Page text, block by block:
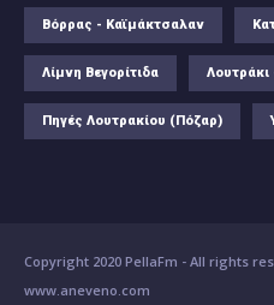
Βόρρας - Καϊμάκτσαλαν
Λίμνη Βεγορίτιδα
Πηγές Λουτρακίου (Πόζαρ)
Copyright 2020 PellaFm - All rights
www.aneveno.com